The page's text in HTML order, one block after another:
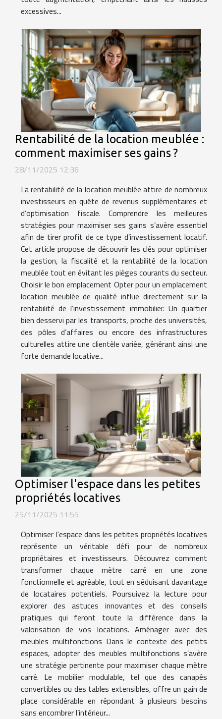
excessives...
Rentabilité de la location meublée :
comment maximiser ses gains ?
28/11/2025 12:36
La rentabilité de la location meublée attire de nombreux
investisseurs en quête de revenus supplémentaires et
d’optimisation fiscale. Comprendre les meilleures
stratégies pour maximiser ses gains s’avère essentiel
afin de tirer profit de ce type d’investissement locatif.
Cet article propose de découvrir les clés pour optimiser
la gestion, la fiscalité et la rentabilité de la location
meublée tout en évitant les pièges courants du secteur.
Choisir le bon emplacement Opter pour un emplacement
location meublée de qualité influe directement sur la
rentabilité de l’investissement immobilier. Un quartier
bien desservi par les transports, proche des universités,
des pôles d’affaires ou encore des infrastructures
culturelles attire une clientèle variée, générant ainsi une
forte demande locative...
Optimiser l'espace dans les petites
propriétés locatives
25/11/2025 11:55
Optimiser l'espace dans les petites propriétés locatives
représente un véritable défi pour de nombreux
propriétaires et investisseurs. Découvrez comment
transformer chaque mètre carré en une zone
fonctionnelle et agréable, tout en séduisant davantage
de locataires potentiels. Poursuivez la lecture pour
explorer des astuces innovantes et des conseils
pratiques qui feront toute la différence dans la
valorisation de vos locations. Aménager avec des
meubles multifonctions Dans le contexte des petits
espaces, adopter des meubles multifonctions s’avère
une stratégie pertinente pour maximiser chaque mètre
carré. Le mobilier modulable, tel que des canapés
convertibles ou des tables extensibles, offre un gain de
place considérable en répondant à plusieurs besoins
sans encombrer l’intérieur...